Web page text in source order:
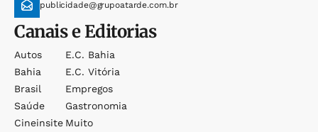
publicidade@grupoatarde.com.br
Canais e Editorias
Autos
Bahia
Brasil
Saúde
Cineinsite
E.c. Bahia
E.c. Vitória
Empregos
Gastronomia
Muito